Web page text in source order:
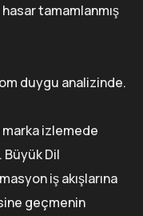
tamamlanmış
duygu analizinde.
marka izlemede
Büyük Dil
iş akışlarına
geçmenin